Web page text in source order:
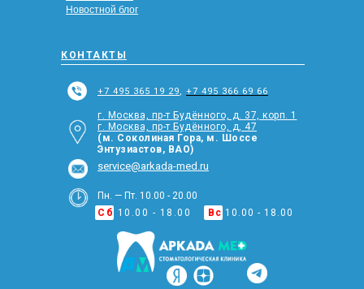
Новостной блог
КОНТАКТЫ
+7 495 365 19 29, +7 495 366 69 66
г. Москва, пр-т Будённого, д. 37, корп. 1
г. Москва, пр-т Будённого, д, 47
(м. Соколиная Гора, м. Шоссе
Энтузиастов, ВАО)
service@arkada-med.ru
Пн. — Пт. 10.00 - 20.00
Сб 10.00 - 18.00 Вс 10.00 - 18.00